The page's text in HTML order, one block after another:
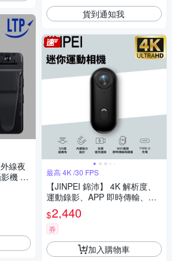
線夜
機 針
貨到通知我
最高 4K /30 FPS
【JINPEI 錦沛】 4K 解析度、
運動錄影、APP 即時傳輸、自
行車 機車錄影、微型、寵物攝
影機（贈64GB）JS-10B
$2,440
券
加入購物車